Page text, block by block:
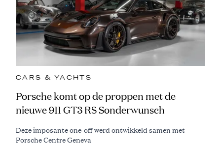
CARS & YACHTS
Porsche komt op de proppen met de
nieuwe 911 GT3 RS Sonderwunsch
Deze imposante one-off werd ontwikkeld samen met
Porsche Centre Geneva